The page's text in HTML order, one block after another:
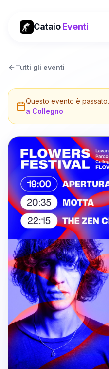
CataioEventi
Tutti gli eventi
Questo evento è passato.
a Collegno